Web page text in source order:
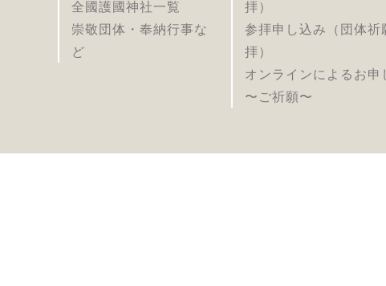
全國護國神社一覧
崇敬団体・奉納行事な
ど
拝）
参拝申し込み（団体祈
拝）
オンラインによるお申
〜ご祈願〜